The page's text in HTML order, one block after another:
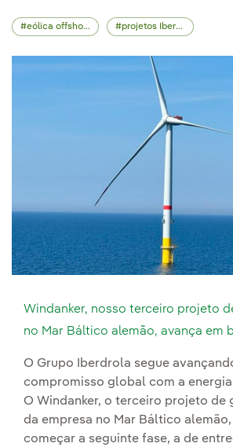
eólica offshore projetos Iberdrola
Windanker, nosso terceiro projeto
no Mar Báltico alemão, avança em
O Grupo Iberdrola segue
compromisso global com a
O Windanker, o terceiro projeto de
da empresa no Mar Báltico
começar a seguinte fase, a de